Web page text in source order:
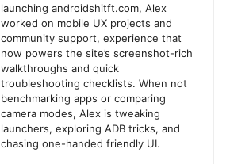
launching androidshitft.com, Alex
worked on mobile UX projects and
community support, experience that
now powers the site’s screenshot-rich
walkthroughs and quick
troubleshooting checklists. When not
benchmarking apps or comparing
camera modes, Alex is tweaking
launchers, exploring ADB tricks, and
chasing one-handed friendly UI.